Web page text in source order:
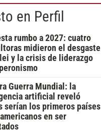
en Perfil
rumbo a 2027: cuatro
midieron el desgaste
y la crisis de liderazgo
Guerra Mundial: la
artificial reveló
serían los primeros países
en ser